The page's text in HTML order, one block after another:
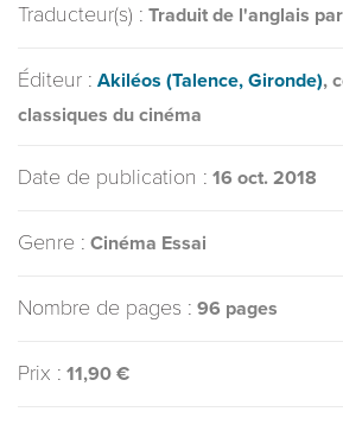
Traducteur(s) : Traduit de l'anglais
Éditeur : Akiléos (Talence, Gironde),
classiques du cinéma
Date de publication : 16 oct. 2018
Genre : Cinéma Essai
Nombre de pages : 96 pages
Prix : 11,90 €